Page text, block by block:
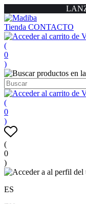
Tienda CONTACTO
(
0
)
(
0
)
(
0
)
ES